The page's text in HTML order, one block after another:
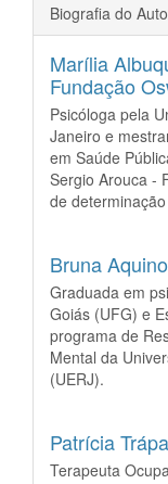
Biografia do
Marília
Fundação
Psicóloga pela
Janeiro e
em Saúde
Sergio Arouca -
de
Bruna
Graduada em
Goiás (UFG) e
programa de
Mental da
(UERJ).
Patrícia
Terapeuta